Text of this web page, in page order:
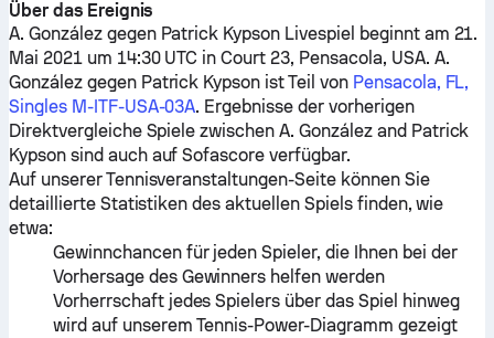
Über das Ereignis
A. Gonzálezgegen Patrick Kypson Livespiel beginnt am 21.
Mai 2021 um 14:30 UTC in Court 23, Pensacola, USA. A.
Gonzálezgegen Patrick Kypson ist Teil von Pensacola, FL,
Singles M-ITF-USA-03A. Ergebnisse der vorherigen
Direktvergleiche Spiele zwischenA. Gonzálezand Patrick
Kypsonsind auch auf Sofascore verfügbar.
Auf unserer Tennisveranstaltungen-Seite können Sie
detaillierte Statistiken des aktuellen Spiels finden, wie
etwa:
Gewinnchancen für jeden Spieler, die Ihnen bei der
Vorhersage des Gewinners helfen werden
Vorherrschaft jedes Spielers über das Spiel hinweg
wird auf unserem Tennis-Power-Diagramm gezeigt